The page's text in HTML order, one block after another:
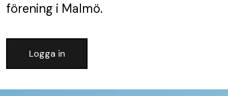
förening i Malmö.
Logga in